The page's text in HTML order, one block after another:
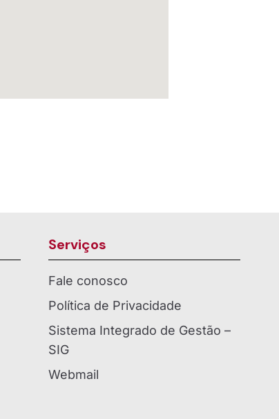
Serviços
Fale conosco
Política de Privacidade
Sistema Integrado de Gestão –
SIG
Webmail